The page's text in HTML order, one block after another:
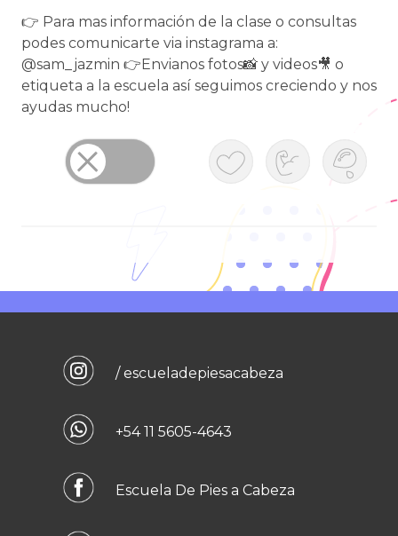
👉 Para mas información de la clase o consultas
podes comunicarte via instagrama a:
@sam_jazmin 👉Envianos fotos📸 y videos🎥 o
etiqueta a la escuela así seguimos creciendo y nos
ayudas mucho!
/ escueladepiesacabeza
+54 11 5605-4643
Escuela De Pies a Cabeza